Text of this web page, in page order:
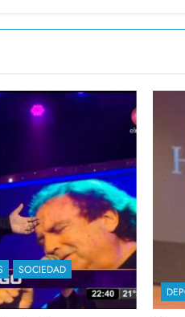
SOCIEDAD